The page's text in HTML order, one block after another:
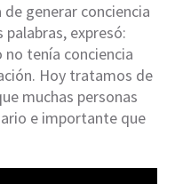
generar conciencia
palabras, expresó:
tenía conciencia
Hoy tratamos de
muchas personas
e importante que